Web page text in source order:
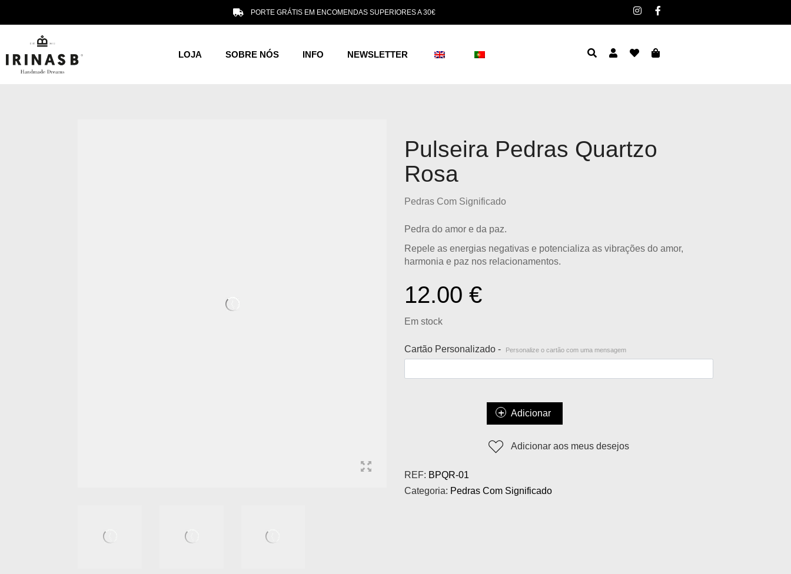
PORTE GRÁTIS EM ENCOMENDAS SUPERIORES A 30€
LOJA SOBRE NÓS INFO NEWSLETTER
Pulseira Pedras Quartzo
Rosa
Pedras Com Significado
Pedra do amor e da paz.
Repele as energias negativas e potencializa as vibrações do amor,
harmonia e paz nos relacionamentos.
12.00 €
Em stock
Cartão Personalizado - Personalize o cartão com uma mensagem
Adicionar
Adicionar aos meus desejos
REF: BPQR-01
Categoria: Pedras Com Significado